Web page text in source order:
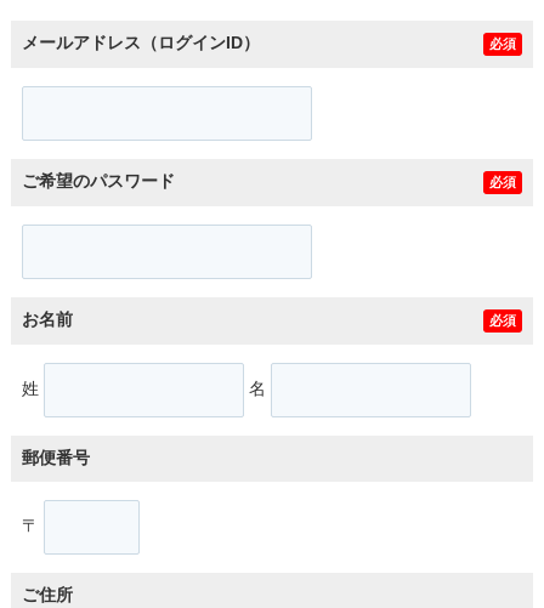
メールアドレス（ログインID） 必須
ご希望のパスワード 必須
お名前 必須
姓 名
郵便番号
〒
ご住所